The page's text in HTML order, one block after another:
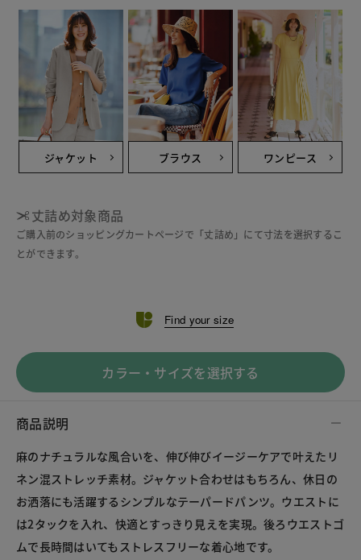
ジャケット ブラウス ワンピース
丈詰め対象商品
ご購入前のショッピングカートページで「丈詰め」にて寸法を選択するこ
とができます。
Find your size
カラー・サイズを選択する
商品説明
麻のナチュラルな風合いを、伸び伸びイージーケアで叶えたリ
ネン混ストレッチ素材。ジャケット合わせはもちろん、休日の
お洒落にも活躍するシンプルなテーパードパンツ。ウエストに
は2タックを入れ、快適とすっきり見えを実現。後ろウエストゴ
ムで長時間はいてもストレスフリーな着心地です。